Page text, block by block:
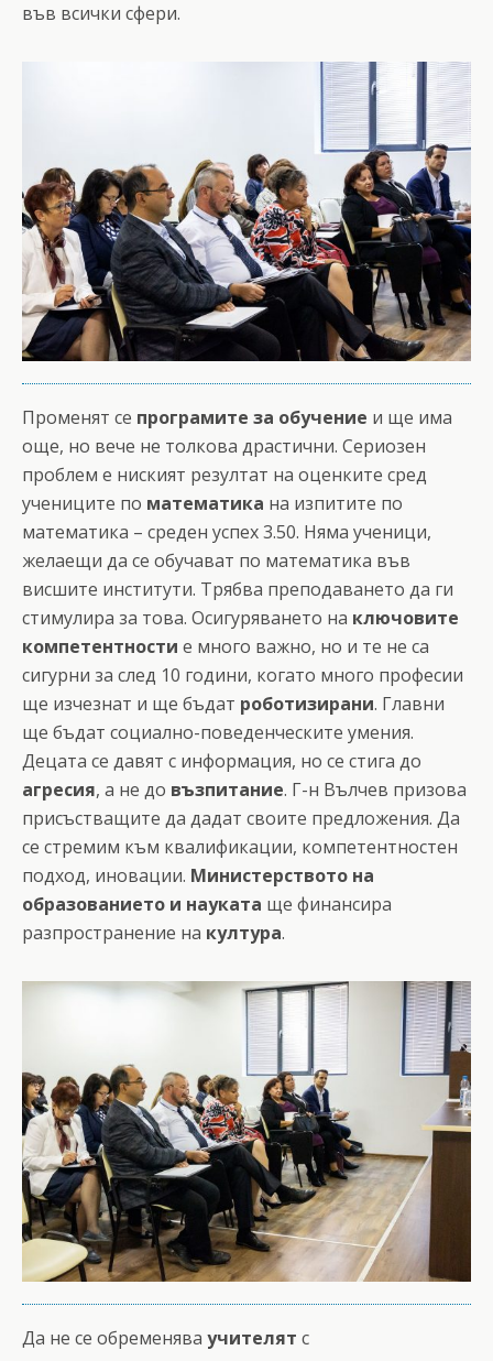
във всички сфери.
Променят се програмите за обучение и ще има
още, но вече не толкова драстични. Сериозен
проблем е ниският резултат на оценките сред
учениците по математика на изпитите по
математика – среден успех 3.50. Няма ученици,
желаещи да се обучават по математика във
висшите институти. Трябва преподаването да ги
стимулира за това. Осигуряването на ключовите
компетентности е много важно, но и те не са
сигурни за след 10 години, когато много професии
ще изчезнат и ще бъдат роботизирани. Главни
ще бъдат социално-поведенческите умения.
Децата се давят с информация, но се стига до
агресия, а не до възпитание. Г-н Вълчев призова
присъстващите да дадат своите предложения. Да
се стремим към квалификации, компетентностен
подход, иновации. Министерството на
образованието и науката ще финансира
разпространение на култура.
Да не се обременява учителят с